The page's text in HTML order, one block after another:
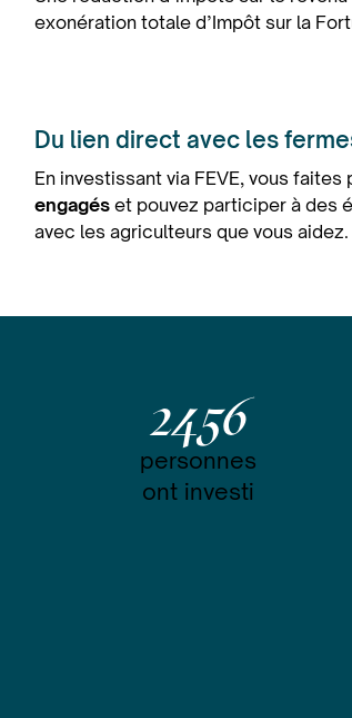
exonération totale d’Impôt sur la
Du lien direct avec les
En investissant via FEVE, vous faites
engagés et pouvez participer à des
avec les agriculteurs que vous aidez.
2456
personnes
ont investi